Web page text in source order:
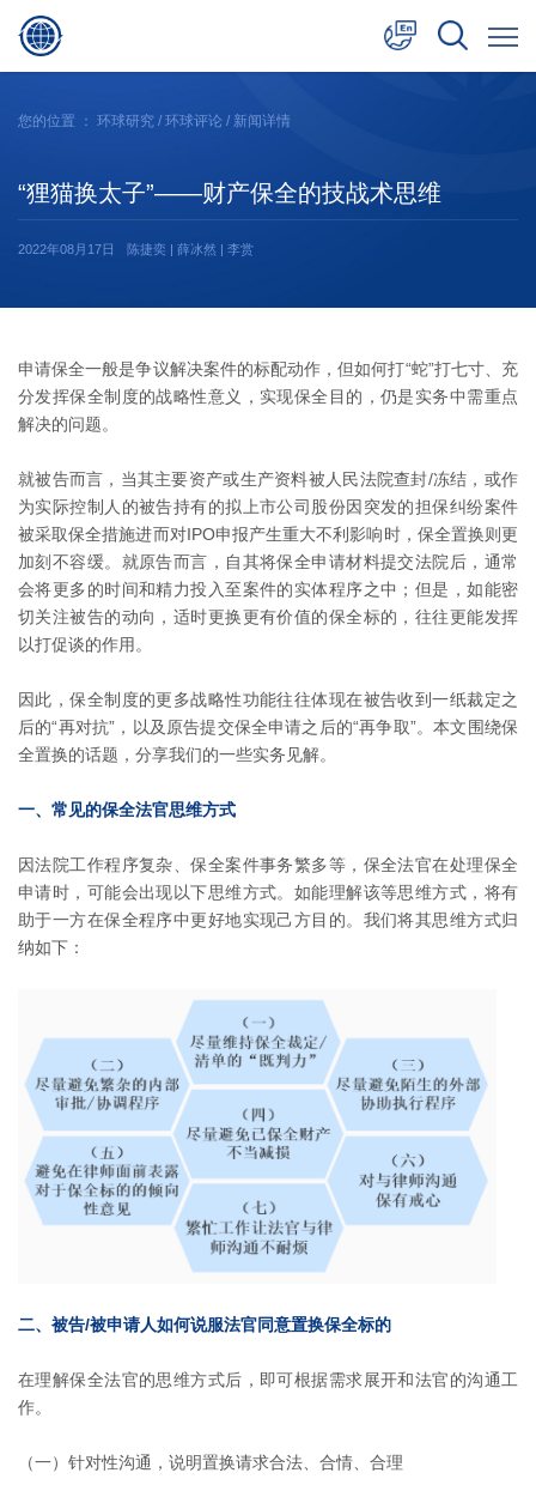
日本語
您的位置 ： 环球研究 / 环球评论 / 新闻详情
“狸猫换太子”——财产保全的技战术思维
2022年08月17日 陈捷奕 | 薛冰然 | 李赏
申请保全一般是争议解决案件的标配动作，但如何打“蛇”打七寸、充
分发挥保全制度的战略性意义，实现保全目的，仍是实务中需重点
解决的问题。
就被告而言，当其主要资产或生产资料被人民法院查封/冻结，或作
为实际控制人的被告持有的拟上市公司股份因突发的担保纠纷案件
被采取保全措施进而对IPO申报产生重大不利影响时，保全置换则更
加刻不容缓。就原告而言，自其将保全申请材料提交法院后，通常
会将更多的时间和精力投入至案件的实体程序之中；但是，如能密
切关注被告的动向，适时更换更有价值的保全标的，往往更能发挥
以打促谈的作用。
因此，保全制度的更多战略性功能往往体现在被告收到一纸裁定之
后的“再对抗”，以及原告提交保全申请之后的“再争取”。本文围绕保
全置换的话题，分享我们的一些实务见解。
一、常见的保全法官思维方式
因法院工作程序复杂、保全案件事务繁多等，保全法官在处理保全
申请时，可能会出现以下思维方式。如能理解该等思维方式，将有
助于一方在保全程序中更好地实现己方目的。我们将其思维方式归
纳如下：
二、被告/被申请人如何说服法官同意置换保全标的
在理解保全法官的思维方式后，即可根据需求展开和法官的沟通工
作。
（一）针对性沟通，说明置换请求合法、合情、合理